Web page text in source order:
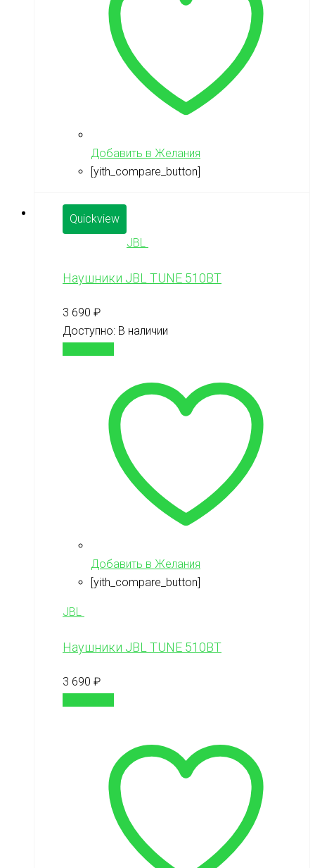
Добавить в Желания
[yith_compare_button]
Quickview
JBL
Наушники JBL TUNE 510BT
3 690 ₽
Доступно: В наличии
Добавить в Желания
[yith_compare_button]
JBL
Наушники JBL TUNE 510BT
3 690 ₽